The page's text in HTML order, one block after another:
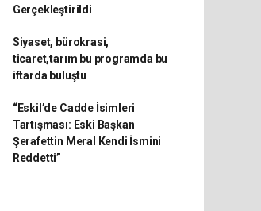
Gerçekleştirildi
Siyaset, bürokrasi,
ticaret,tarım bu programda bu
iftarda buluştu
“Eskil’de Cadde İsimleri
Tartışması: Eski Başkan
Şerafettin Meral Kendi İsmini
Reddetti”